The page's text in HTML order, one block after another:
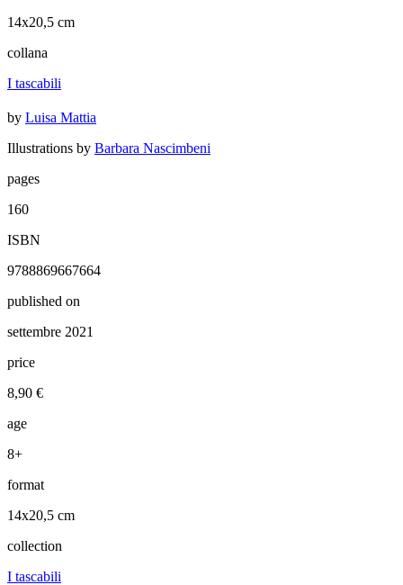
14x20,5 cm
collana
I tascabili
by Luisa Mattia
Illustrations by Barbara Nascimbeni
pages
160
ISBN
9788869667664
published on
settembre 2021
price
8,90 €
age
8+
format
14x20,5 cm
collection
I tascabili